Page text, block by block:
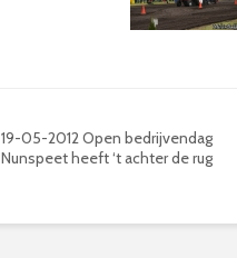
19-05-2012 Open bedrijvendag
Nunspeet heeft ‘t achter de rug